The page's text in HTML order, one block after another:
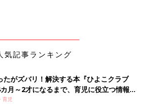
_yuu_home__」
気記事ランキング
たがズバリ！解決する本『ひよこクラブ
月～2才になるまで、育児に役立つ情報が
育児